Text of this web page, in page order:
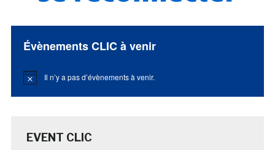
Évènements CLIC à venir
Notice Il n’y a pas d’évènements à venir.
EVENT CLIC